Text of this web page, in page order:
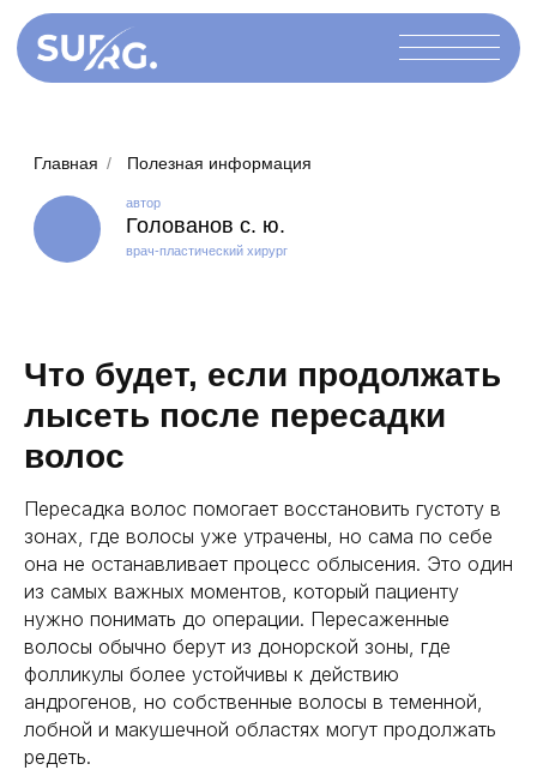
получить консультацию
получить консультацию
Голованов с. ю.
Что будет, если продолжать
лысеть после пересадки
волос
Пересадка волос помогает восстановить густоту в
зонах, где волосы уже утрачены, но сама по себе
она не останавливает процесс облысения. Это один
из самых важных моментов, который пациенту
нужно понимать до операции. Пересаженные
волосы обычно берут из донорской зоны, где
фолликулы более устойчивы к действию
андрогенов, но собственные волосы в теменной,
лобной и макушечной областях могут продолжать
редеть.